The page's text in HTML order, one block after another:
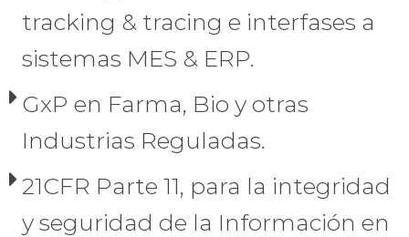
tracking & tracing e interfases a
sistemas MES & ERP.
GxP en Farma, Bio y otras
Industrias Reguladas.
21CFR Parte 11, para la integridad
y seguridad de la Información en